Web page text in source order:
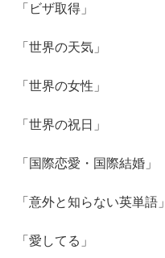
「ビザ取得」
「世界の天気」
「世界の女性」
「世界の祝日」
「国際恋愛・国際結婚」
「意外と知らない英単語」
「愛してる」